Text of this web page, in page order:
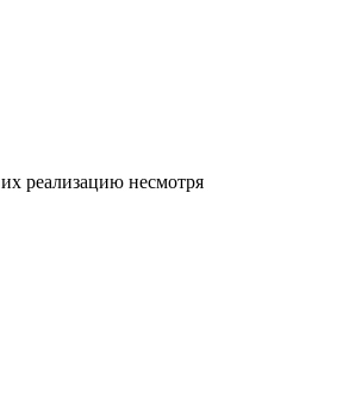
реализацию несмотря